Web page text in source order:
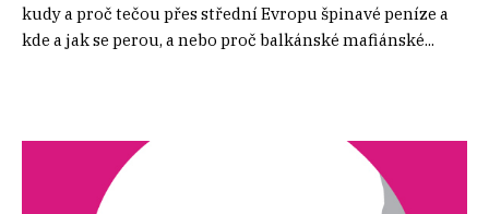
kudy a proč tečou přes střední Evropu špinavé peníze a
kde a jak se perou, a nebo proč balkánské mafiánské...